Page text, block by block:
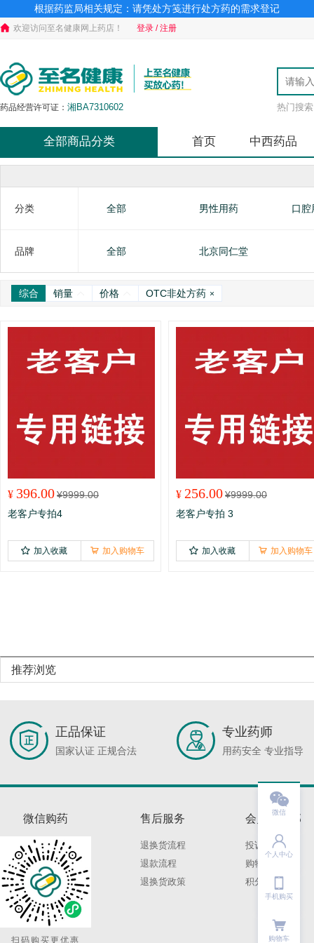
根据药监局相关规定：请凭处方笺进行处方药的需求登记
欢迎访问至名健康网上药店！ 登录 / 注册
热门搜
药品经营许可证： 湘BA7310602
首页 中西药品
全部商品分类
分类 全部 男性用药 口腔
品牌
全部 北京同仁堂
综合 销量 价格 OTC非处方药 ×
¥ 396.00¥9999.00
老客户专拍4
加入收藏 加入购物车
¥ 256.00¥9999.00
老客户专拍 3
加入收藏 加入购物车
推荐浏览
正品保证
国家认证 正规合法
专业药师
用药安全 专业指导
微信购药
扫码购买更优惠
售后服务
退换货流程
退款流程
退换货政策
会员俱乐部
投诉建议
购物保障
积分规则

微信

个人中心

手机购买
购物车